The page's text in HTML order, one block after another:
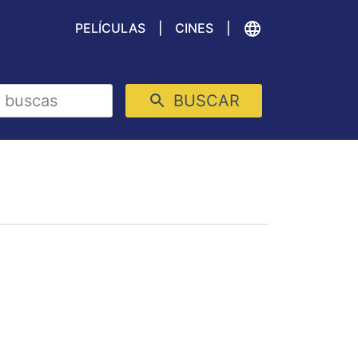
PELÍCULAS CINES
BUSCAR